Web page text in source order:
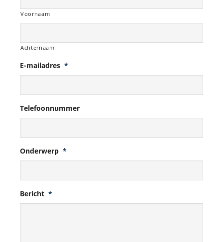
Voornaam
Achternaam
E-mailadres *
Telefoonnummer
Onderwerp *
Bericht *